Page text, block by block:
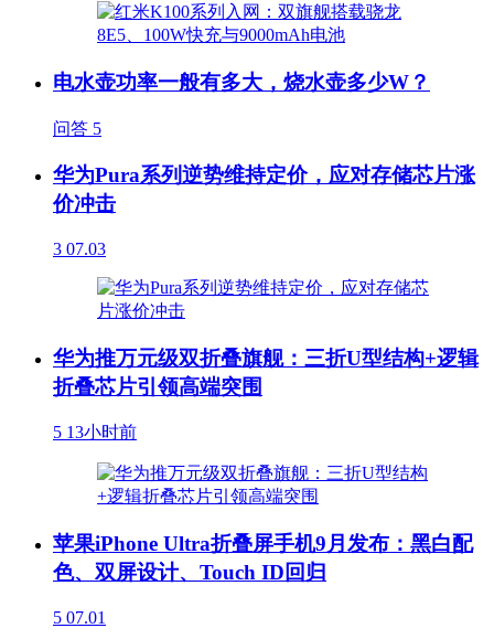
电水壶功率一般有多大，烧水壶多少W？
问答 5
华为Pura系列逆势维持定价，应对存储芯片涨
价冲击
3 07.03
华为推万元级双折叠旗舰：三折U型结构+逻辑
折叠芯片引领高端突围
5 13小时前
苹果iPhone Ultra折叠屏手机9月发布：黑白配
色、双屏设计、Touch ID回归
5 07.01